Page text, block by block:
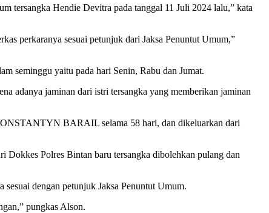
tersangka Hendie Devitra pada tanggal 11 Juli 2024 lalu,” kata
perkaranya sesuai petunjuk dari Jaksa Penuntut Umum,”
seminggu yaitu pada hari Senin, Rabu dan Jumat.
adanya jaminan dari istri tersangka yang memberikan jaminan
BARAIL selama 58 hari, dan dikeluarkan dari
Dokkes Polres Bintan baru tersangka dibolehkan pulang dan
dengan petunjuk Jaksa Penuntut Umum.
pungkas Alson.